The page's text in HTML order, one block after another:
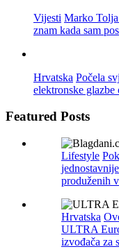
Vijesti Marko
znam kada sam
Hrvatska Počela
elektronske
Featured Posts
Lifestyle
produženih
Hrvatska
ULTRA
izvođača za